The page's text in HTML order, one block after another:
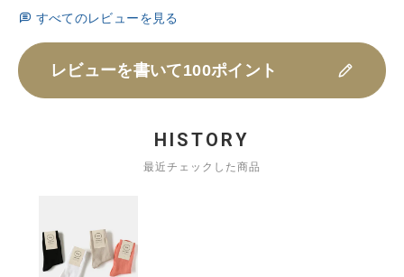
すべてのレビューを見る
レビューを書いて100ポイント
HISTORY
最近チェックした商品